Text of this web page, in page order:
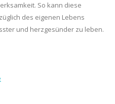
So kann diese
des eigenen Lebens
und herzgesünder zu leben.